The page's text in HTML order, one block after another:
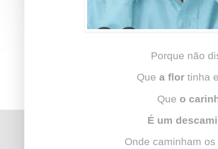
Porque não
Que a flor tinha
Que o
É um
Onde caminham